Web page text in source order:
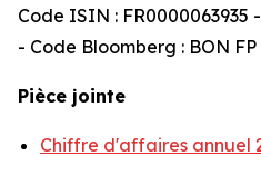
Code ISIN : FR0000063935
- Code Bloomberg : BON FP
Pièce jointe
Chiffre d'affaires annuel